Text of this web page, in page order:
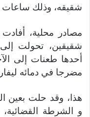
شقيقه، وذلك ساعات
مصادر محلية،
شقيقين، تحولت
أحدها طعنات إلى
مضرجا في دمائه
هذا، وقد حلت بعين
و الشرطة